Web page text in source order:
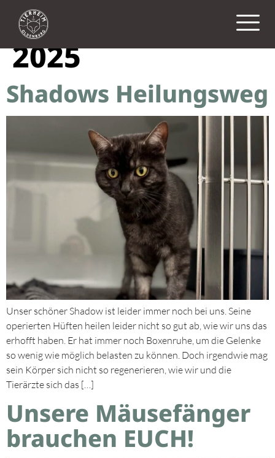
Tag: 20. Oktober
2025
Shadows Heilungsweg
Unser schöner Shadow ist leider immer noch bei uns. Seine
operierten Hüften heilen leider nicht so gut ab, wie wir uns das
erhofft haben. Er hat immer noch Boxenruhe, um die Gelenke
so wenig wie möglich belasten zu können. Doch irgendwie mag
sein Körper sich nicht so regenerieren, wie wir und die
Tierärzte sich das […]
Unsere Mäusefänger
brauchen EUCH!